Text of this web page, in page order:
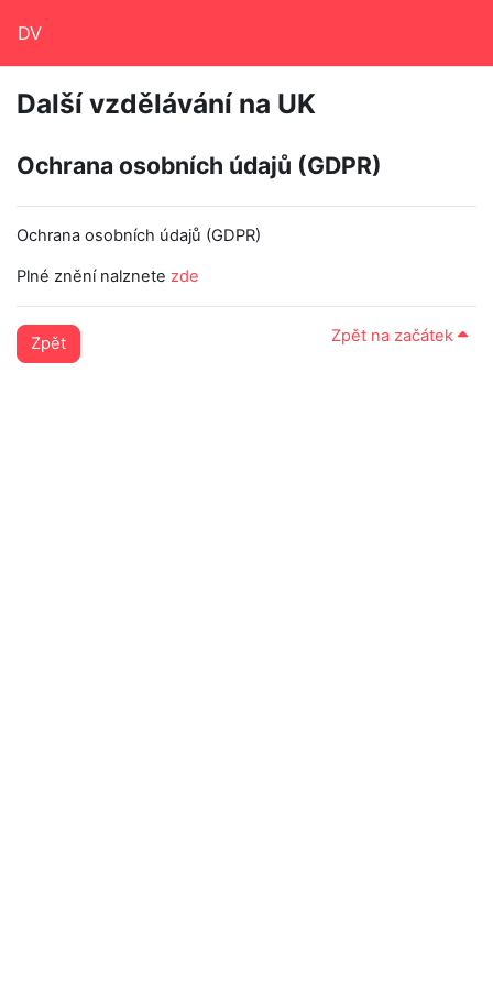
DV
Další vzdělávání na UK
Ochrana osobních údajů (GDPR)
Ochrana osobních údajů (GDPR)
Plné znění nalznete zde
Zpět Zpět na začátek